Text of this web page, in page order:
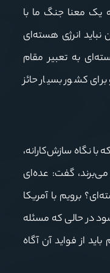
یک معنا جنگ ما با
انرژی هسته‌ای
به تعبیر مقام
کشور بسیار حائز
با نگاه سازش‌کارانه،
گفت: عده‌ای
برویم با آمریکا
در حالی که مسئله
از فواید آن آگاه